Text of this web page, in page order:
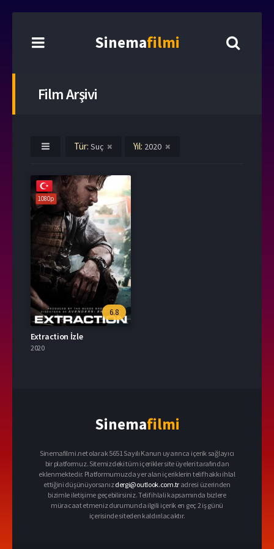
Sinemafilmi
Film Arşivi
Tür: Suç Yıl: 2020
1080p
6.8
Extraction İzle
2020
Sinemafilmi
Sinemafilmi.net olarak 5651 Sayılı Kanun uyarınca içerik sağlayıcı
bir platformuz. Sitemizdeki tüm içerikler site üyeleri tarafından
eklenmektedir. Platformumuzda yer alan içeriklerin telif hakkı ihlal
ettiğini düşünüyorsanızdergi@outlook.com.tr adresi üzerinden
bizimle iletişime geçebilirsiniz. Telif ihlali kapsamında bizlere
müracaat etmeniz durumunda ilgili içerik en geç 2 iş günü
içerisinde siteden kaldırılacaktır.